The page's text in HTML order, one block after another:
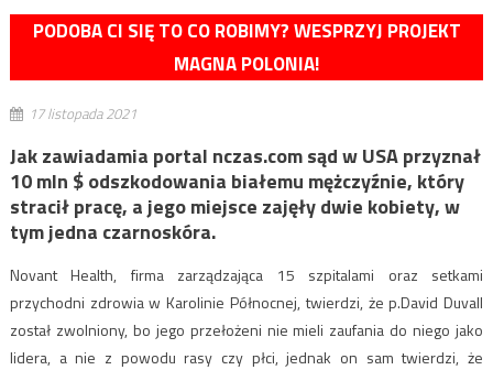
PODOBA CI SIĘ TO CO ROBIMY? WESPRZYJ PROJEKT
MAGNA POLONIA!
17 listopada 2021
Jak zawiadamia portal nczas.com sąd w USA przyznał
10 mln $ odszkodowania białemu mężczyźnie, który
stracił pracę, a jego miejsce zajęły dwie kobiety, w
tym jedna czarnoskóra.
Novant Health, firma zarządzająca 15 szpitalami oraz setkami
przychodni zdrowia w Karolinie Północnej, twierdzi, że p.David Duvall
został zwolniony, bo jego przełożeni nie mieli zaufania do niego jako
lidera, a nie z powodu rasy czy płci, jednak on sam twierdzi, że